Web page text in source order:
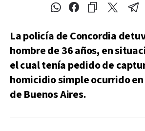
La policía de Concordia
hombre de 36 años, en
el cual tenía pedido de
homicidio simple ocurrido
de Buenos Aires.